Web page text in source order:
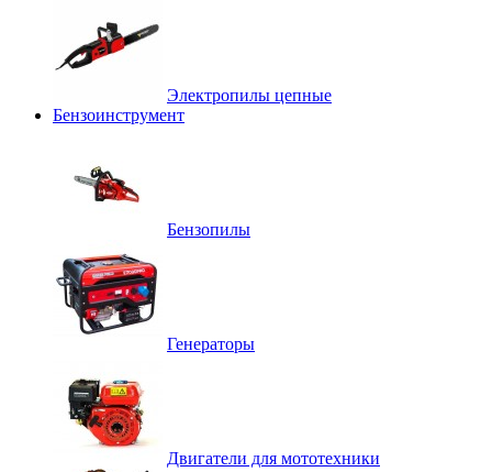
Электропилы цепные
Бензоинструмент
Бензопилы
Генераторы
Двигатели для мототехники